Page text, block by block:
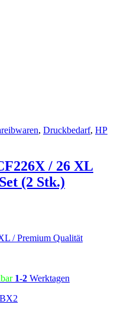
, Druckbedarf, HP
/ 26 XL
(2 Stk.)
/ Premium Qualität
1-2 Werktagen